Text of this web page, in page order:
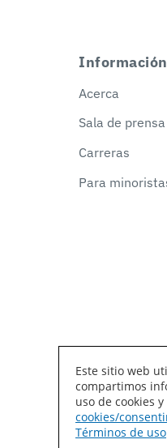
Información
Acerca
Sala de prensa
Carreras
Para
Declaración
Coil Coatings
Este sitio web
compartimos
uso de cookies
cookies/
Términos de uso